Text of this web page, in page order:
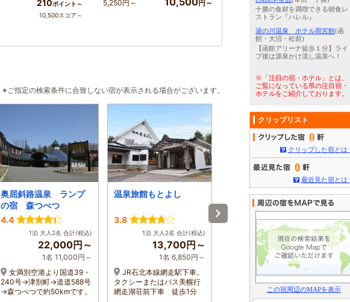
210ポイント～
10,500スコア～
5,250円～ 円～
※ご指定の検索条件に合致しない宿が表示される場合がございます。
奥屈斜路温泉 ランプ
の宿 森つべつ
4.4
1泊 大人2名 合計(税込)
22,000円～
1名 11,000円～
女満別空港より国道39・
240号→津別町→道道588号
→森つべつで約50kmです。
温泉旅館もとよし
3.8
1泊 大人2名 合計(税込)
13,700円～
1名 6,850円～
JR石北本線網走駅下車。
タクシーまたはバス美幌行
網走湖荘前下車 徒歩1分
さんご草の郷 能取の
荘 かがり屋
4.1
1泊 大人2名 合計(税込)
31,240円～
1名 15,620円～
【送迎有り（要予約）】
車で網走市内から15分、女
満別空港から25分
約
十勝の食材を満喫できる朝食レ
ストラン『ハレル』
湯の川温泉 ホテル雨宮館(函
館・大沼・松前)
【函館アリーナ徒歩１分】ライ
ブ後は源泉かけ流し温泉へ！
※「注目の宿・ホテル」とは、
ご覧になっている県の注目宿・
ホテルをご紹介しております。
クリップリスト
0
クリップした宿とは
0
最近見た宿とは
この宿周辺のMAPを表示